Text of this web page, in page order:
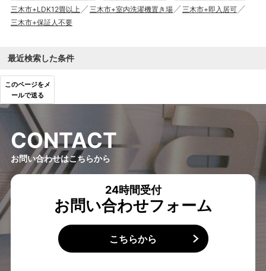
三木市+LDK12畳以上
三木市+室内洗濯機置き場
三木市+即入居可
三木市+保証人不要
最近検索した条件
このページをメ
ールで送る
CONTACT
お問い合わせはこちらから
24時間受付
お問い合わせフォーム
こちらから